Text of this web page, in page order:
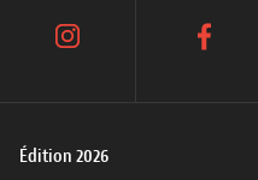
Édition 2026
instagram facebook